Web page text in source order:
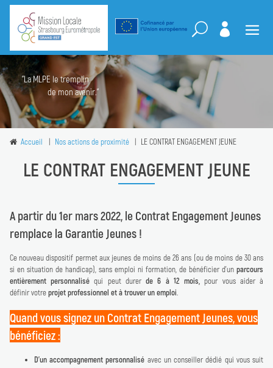
"La MLPE le tremplin
de mon avenir."
Accueil Nos actions de proximité LE CONTRAT ENGAGEMENT JEUNE
LE CONTRAT ENGAGEMENT JEUNE
A partir du 1er mars 2022, le Contrat Engagement Jeunes
remplace la Garantie Jeunes !
Ce nouveau dispositif permet aux jeunes de moins de 26 ans (ou de moins de 30 ans
si en situation de handicap), sans emploi ni formation, de bénéficier d’unparcours
entièrement personnaliséqui peut durerde 6 à 12 mois,pour vous aider à
définir votreprojet professionnel et à trouver un emploi.
Quand vous signez un Contrat Engagement Jeunes, vous
bénéficiez :
D'un accompagnement personnalisé avec un conseiller dédié qui vous suit